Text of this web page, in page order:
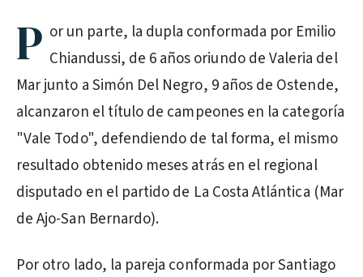
P or un parte, la dupla conformada por Emilio
Chiandussi, de 6 años oriundo de Valeria del
Mar junto a Simón Del Negro, 9 años de Ostende,
alcanzaron el título de campeones en la categoría
"Vale Todo", defendiendo de tal forma, el mismo
resultado obtenido meses atrás en el regional
disputado en el partido de La Costa Atlántica (Mar
de Ajo-San Bernardo).
Por otro lado, la pareja conformada por Santiago